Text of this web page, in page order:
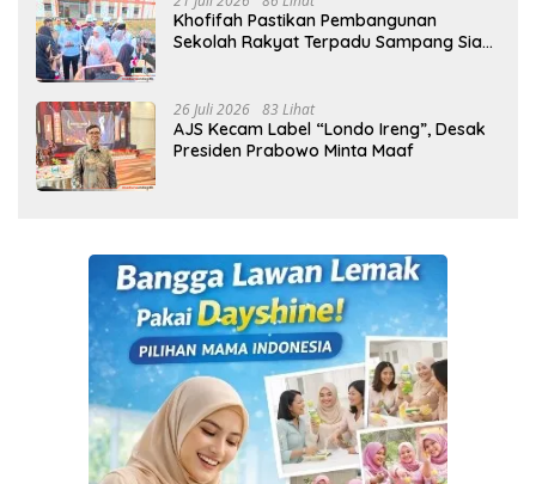
Khofifah Pastikan Pembangunan
Sekolah Rakyat Terpadu Sampang Siap
26 Juli 2026 83 Lihat
AJS Kecam Label “Londo Ireng”, Desak
Presiden Prabowo Minta Maaf